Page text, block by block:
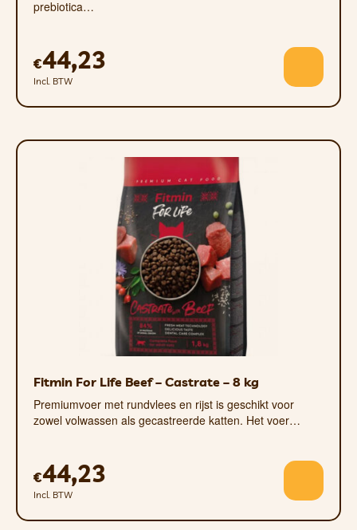
yucca 0,01%.
Ruw eiwit 32%, ruwe oliën en vetten 17,5%,
ruwe celstof 2,5%, ruwe as 6,7%, calcium
1,3%, fosfor 0,9%, natrium 0,36%, magnesium
Additieven/1 kg
Spoorelementen: ijzer 171 mg (aangevuld met
ijzerchelaat en aminozuren n-hydraat), koper
17 mg (aangevuld met koperchelaat en
aminozuren n-hydraat), mangaan 46 mg
(aangevuld met mangaanchelaat en
aminozuren n-hydraat) Zink 141 mg
(aangevuld zinkchelaat en aminozuur n-
hydraat), selenium 0,5 mg (aangevuld met een
organische vorm van selenium geproduceerd
3060), jodium 2,6 mg (aangevuld met watervrij
calciumjodaat); vitaminen, provitaminen en
chemisch gedefinieerde stoffen met
1260 m.j., vit. E (RRR-alfa-tocoferol) 257 mg,
vit. B1 12,5 mg, vit. B2 25,5 mg, vit. B6 14 mg,
vit. B12 144 µg, vit. C 121,5 mg, niacinamide
115 mg, calciumpantothenaat 39 mg,
prebiotica…
€44,23
Incl. BTW
Fitmin For Life Beef – Castrate – 8 kg
Premiumvoer met rundvlees en rijst is geschikt voor
zowel volwassen als gecastreerde katten. Het voer…
€44,23
Incl. BTW